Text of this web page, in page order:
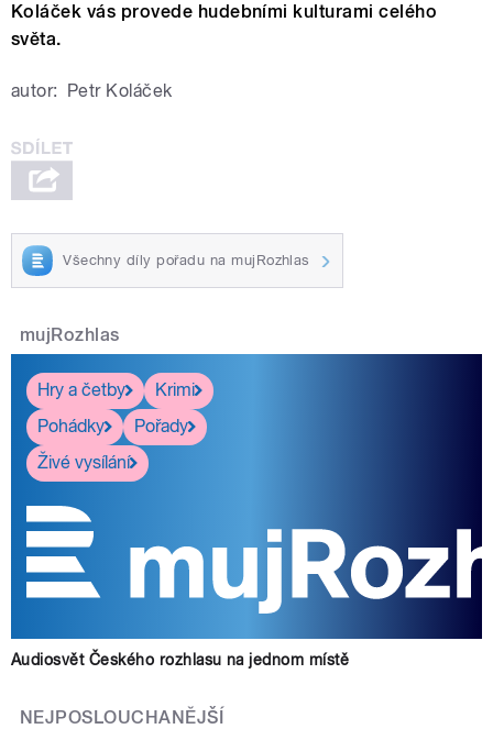
Koláček vás provede hudebními kulturami celého
světa.
autor: Petr Koláček
Všechny díly pořadu na mujRozhlas
mujRozhlas
Hry a četby
Krimi
Pohádky
Pořady
Živé vysílání
Audiosvět Českého rozhlasu na jednom místě
NEJPOSLOUCHANĚJŠÍ